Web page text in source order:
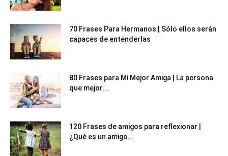
70 Frases Para Hermanos | Sólo ellos serán
capaces de entenderlas
80 Frases para Mi Mejor Amiga | La persona
que mejor...
120 Frases de amigos para reflexionar |
¿Qué es un amigo...